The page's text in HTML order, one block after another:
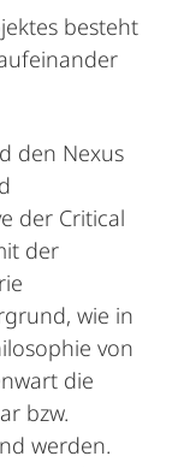
besteht
den Nexus
der Critical
der
wie in
von
die
bzw.
werden.